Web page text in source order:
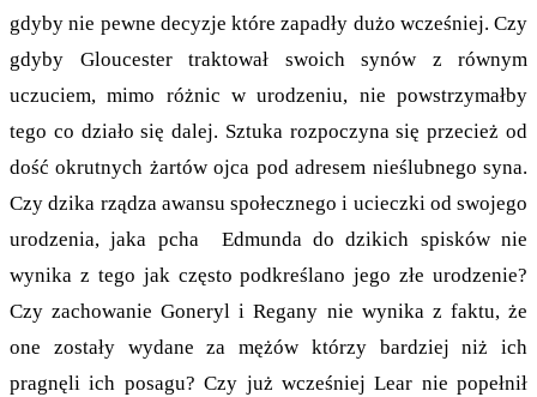
gdyby nie pewne decyzje które zapadły dużo wcześniej. Czy
gdyby Gloucester traktował swoich synów z równym
uczuciem, mimo różnic w urodzeniu, nie powstrzymałby
tego co działo się dalej. Sztuka rozpoczyna się przecież od
dość okrutnych żartów ojca pod adresem nieślubnego syna.
Czy dzika rządza awansu społecznego i ucieczki od swojego
urodzenia, jaka pcha Edmunda do dzikich spisków nie
wynika z tego jak często podkreślano jego złe urodzenie?
Czy zachowanie Goneryl i Regany nie wynika z faktu, że
one zostały wydane za mężów którzy bardziej niż ich
pragnęli ich posagu? Czy już wcześniej Lear nie popełnił